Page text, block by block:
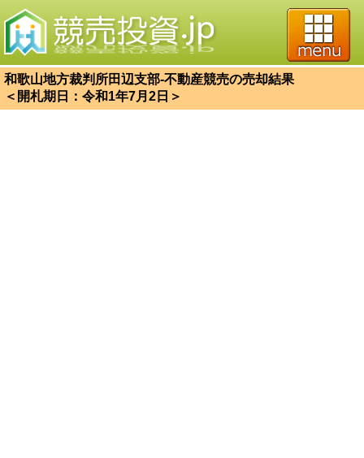
和歌山地方裁判所田辺支部-不動産競売の売却結果
＜開札期日：令和1年7月2日＞